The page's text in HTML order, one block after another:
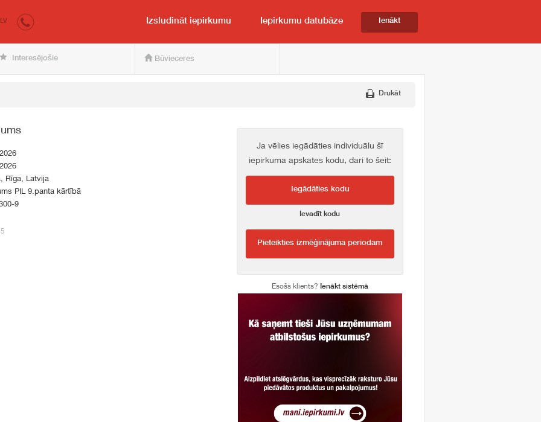
pircējam un pārdevējam
LV Izsludināt iepirkumu Iepirkumu datubāze Ienākt
Interesējošie Būvieceres
Drukāt
Rīga, Latvija
PIL 9.panta kārtībā
9
Ja vēlies iegādāties individuālu šī
iepirkuma apskates kodu, dari to šeit:
Iegādāties kodu
Ievadīt kodu
Pieteikties izmēģinājuma periodam
Esošs klients? Ienākt sistēmā